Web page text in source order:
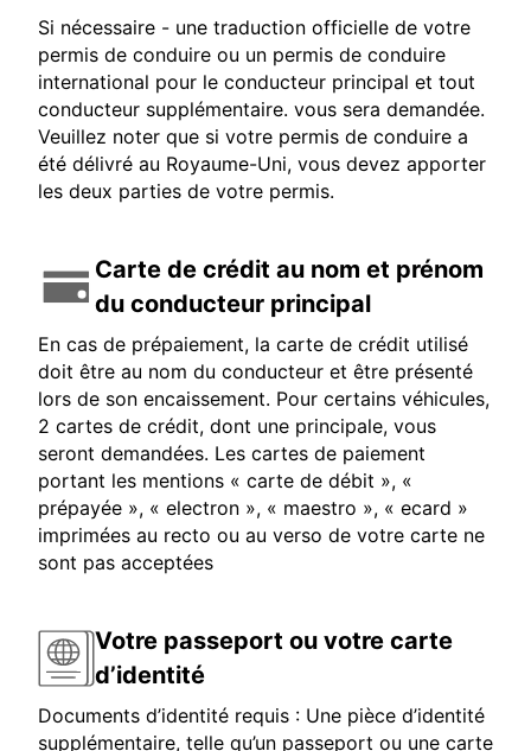
Si nécessaire - une traduction officielle de votre
permis de conduire ou un permis de conduire
international pour le conducteur principal et tout
conducteur supplémentaire. vous sera demandée.
Veuillez noter que si votre permis de conduire a
été délivré au Royaume-Uni, vous devez apporter
les deux parties de votre permis.
Carte de crédit au nom et prénom
du conducteur principal
En cas de prépaiement, la carte de crédit utilisé
doit être au nom du conducteur et être présenté
lors de son encaissement. Pour certains véhicules,
2 cartes de crédit, dont une principale, vous
seront demandées. Les cartes de paiement
portant les mentions « carte de débit », «
prépayée », « electron », « maestro », « ecard »
imprimées au recto ou au verso de votre carte ne
sont pas acceptées
Votre passeport ou votre carte
d’identité
Documents d’identité requis : Une pièce d’identité
supplémentaire, telle qu’un passeport ou une carte